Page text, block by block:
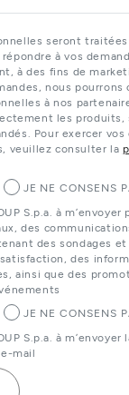
seront traitées
répondre à vos
à des fins de
nous pourrons
à nos
les produits,
Pour exercer
veuillez consulter la
JE NE CONSENS
S.p.a. à m’envoyer
des
des sondages et
des
ainsi que des
JE NE CONSENS
S.p.a. à
mail